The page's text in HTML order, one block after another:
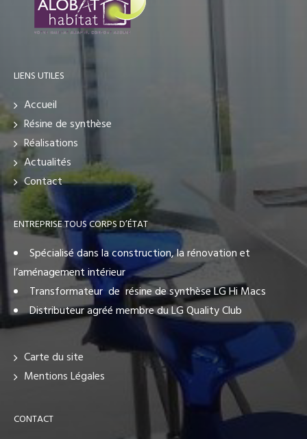
LIENS UTILES
Accueil
Résine de synthèse
Réalisations
Actualités
Contact
ENTREPRISE TOUS CORPS D’ÉTAT
Spécialisé dans la construction, la rénovation et
l’aménagement intérieur
Transformateur de résine de synthèse LG Hi Macs
Distributeur agréé membre du LG Quality Club
Carte du site
Mentions Légales
CONTACT